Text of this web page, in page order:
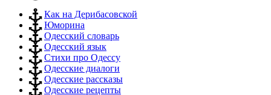
Как на Дерибасовской
Юморина
Одесский словарь
Одесский язык
Стихи про Одессу
Одесские диалоги
Одесские рассказы
Одесские рецепты